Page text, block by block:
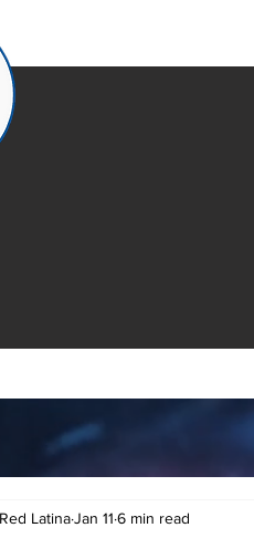
LatinaJan 11 6 min read